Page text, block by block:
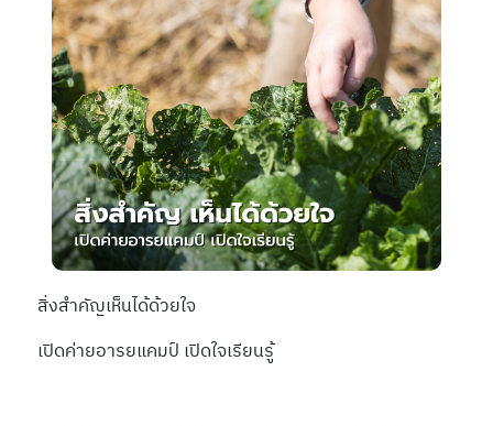
สิ่งสำคัญเห็นได้ด้วยใจ
เปิดค่ายอารยแคมป์ เปิดใจเรียนรู้